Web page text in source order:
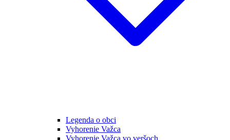
Legenda o obci
Vyhorenie Važca
Vyhorenie Važca vo veršoch